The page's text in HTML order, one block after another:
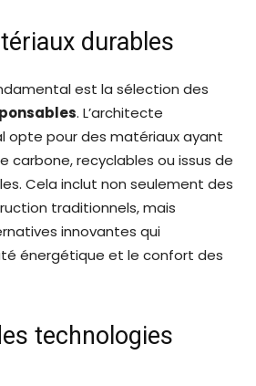
durables
est la sélection des
. L’architecte
opte pour des matériaux ayant
carbone, recyclables ou issus de
Cela inclut non seulement des
traditionnels, mais
innovantes qui
énergétique et le confort des
technologies